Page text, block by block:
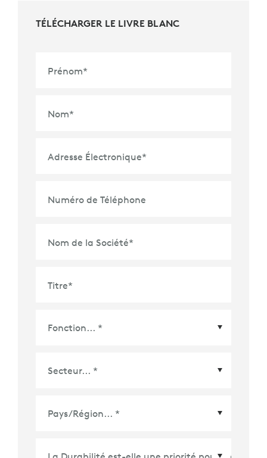
TÉLÉCHARGER LE LIVRE BLANC
Prénom*
Nom*
Adresse Électronique*
Numéro de Téléphone
Nom de la Société*
Titre*